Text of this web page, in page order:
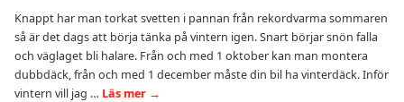
Knappt har man torkat svetten i pannan från rekordvarma sommaren
så är det dags att börja tänka på vintern igen. Snart börjar snön falla
och väglaget bli halare. Från och med 1 oktober kan man montera
dubbdäck, från och med 1 december måste din bil ha vinterdäck. Inför
vintern vill jag … Läs mer →